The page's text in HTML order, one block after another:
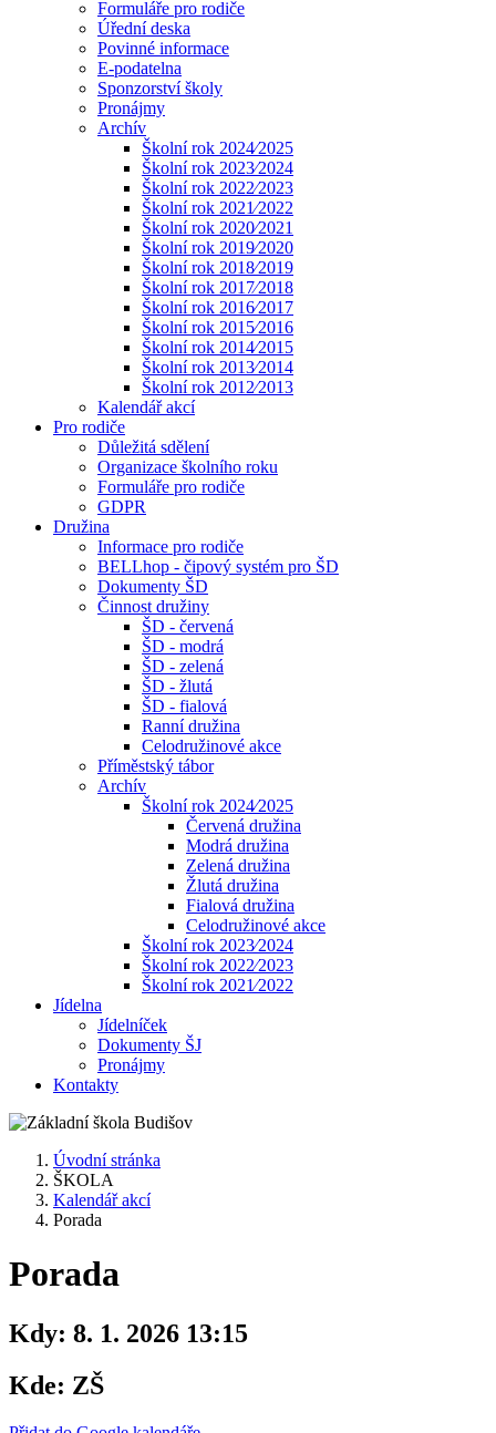
Formuláře pro rodiče
Úřední deska
Povinné informace
E-podatelna
Sponzorství školy
Pronájmy
Archív
Školní rok 2024⁄2025
Školní rok 2023⁄2024
Školní rok 2022⁄2023
Školní rok 2021⁄2022
Školní rok 2020⁄2021
Školní rok 2019⁄2020
Školní rok 2018⁄2019
Školní rok 2017⁄2018
Školní rok 2016⁄2017
Školní rok 2015⁄2016
Školní rok 2014⁄2015
Školní rok 2013⁄2014
Školní rok 2012⁄2013
Kalendář akcí
Pro rodiče
Důležitá sdělení
Organizace školního roku
Formuláře pro rodiče
GDPR
Družina
Informace pro rodiče
BELLhop - čipový systém pro ŠD
Dokumenty ŠD
Činnost družiny
ŠD - červená
ŠD - modrá
ŠD - zelená
ŠD - žlutá
ŠD - fialová
Ranní družina
Celodružinové akce
Příměstský tábor
Archív
Školní rok 2024⁄2025
Červená družina
Modrá družina
Zelená družina
Žlutá družina
Fialová družina
Celodružinové akce
Školní rok 2023⁄2024
Školní rok 2022⁄2023
Školní rok 2021⁄2022
Jídelna
Jídelníček
Dokumenty ŠJ
Pronájmy
Kontakty
Úvodní stránka
ŠKOLA
Kalendář akcí
Porada
Porada
Kdy: 8. 1. 2026 13:15
Kde: ZŠ